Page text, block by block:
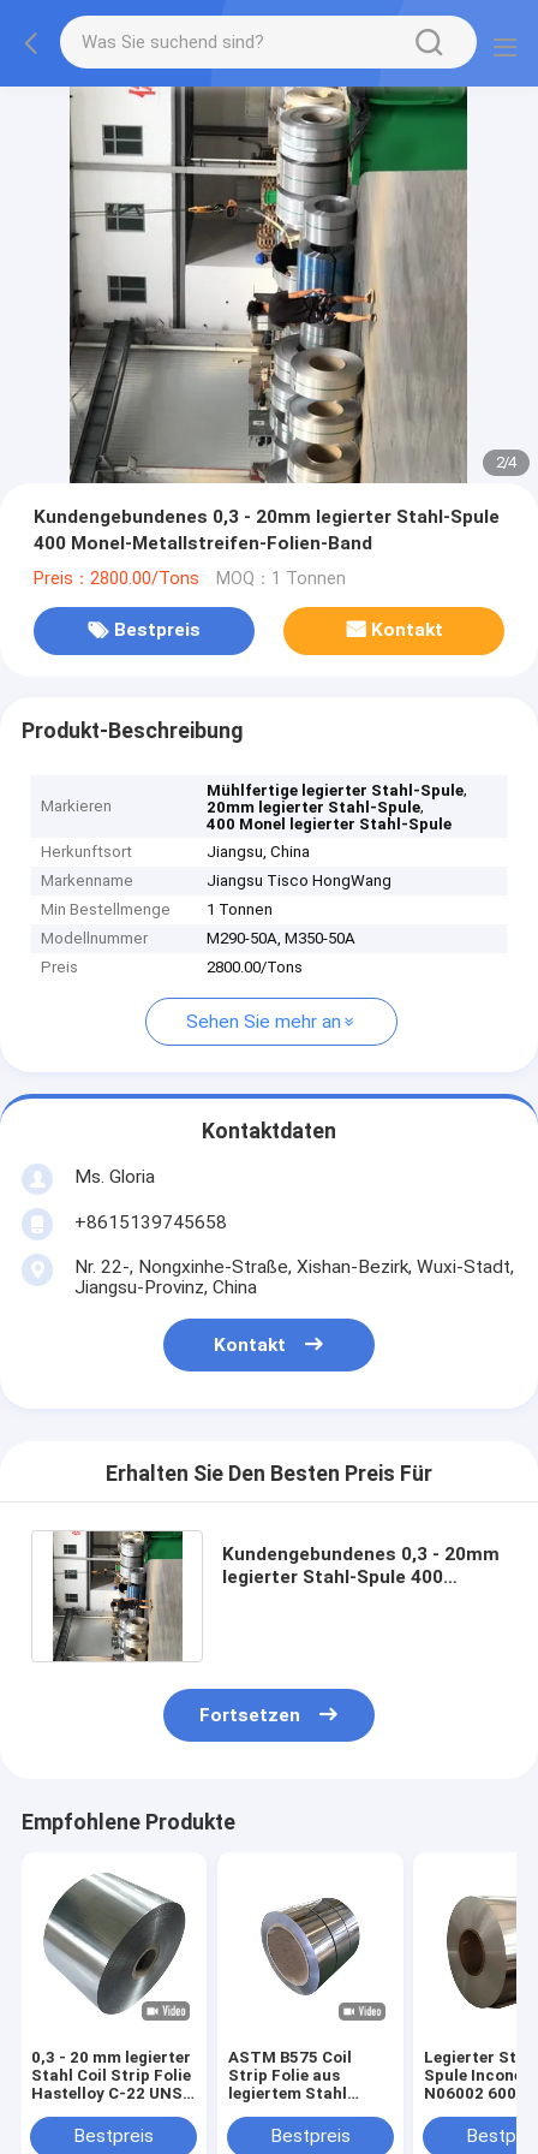
2/4
Kundengebundenes 0,3 - 20mm legierter Stahl-Spule
400 Monel-Metallstreifen-Folien-Band
Preis：2800.00/Tons MOQ：1 Tonnen
Bestpreis Kontakt
Produkt-Beschreibung
Markieren
Mühlfertige legierter Stahl-Spule,
20mm legierter Stahl-Spule,
400 Monel legierter Stahl-Spule
Herkunftsort
Jiangsu, China
Markenname
Jiangsu Tisco HongWang
Min Bestellmenge
1 Tonnen
Modellnummer
M290-50A, M350-50A
Preis
2800.00/Tons
Sehen Sie mehr an
Kontaktdaten
Ms. Gloria
+8615139745658
Nr. 22-, Nongxinhe-Straße, Xishan-Bezirk, Wuxi-Stadt,
Jiangsu-Provinz, China
Kontakt
Erhalten Sie Den Besten Preis Für
Kundengebundenes 0,3 - 20mm
legierter Stahl-Spule 400
Fortsetzen
Empfohlene Produkte
0,3 - 20 mm legierter
Stahl Coil Strip Folie
Hastelloy C-22 UNS
WalzkanteBestpreis
ASTM B575 Coil
Strip Folie aus
legiertem Stahl
N10276 DIN 2.4819
Bestpreis
Legierter
Spule Inconel
N06002 600
Hastelloy X
Streifen-Folie